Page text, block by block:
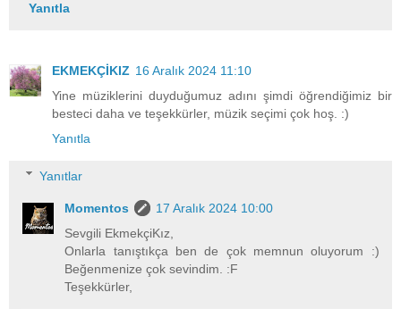
Yanıtla
EKMEKÇİKIZ 16 Aralık 2024 11:10
Yine müziklerini duyduğumuz adını şimdi öğrendiğimiz bir
besteci daha ve teşekkürler, müzik seçimi çok hoş. :)
Yanıtla
Yanıtlar
Momentos
17 Aralık 2024 10:00
Sevgili EkmekçiKız,
Onlarla tanıştıkça ben de çok memnun oluyorum :)
Beğenmenize çok sevindim. :F
Teşekkürler,